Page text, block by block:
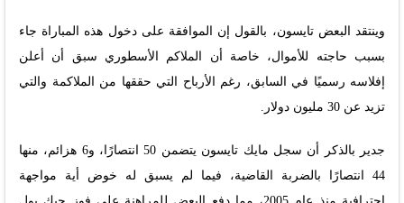
وينتقد البعض تايسون، بالقول إن الموافقة على دخول هذه المباراة جاء
بسبب حاجته للأموال، خاصة أن الملاكم الأسطوري سبق أن أعلن
إفلاسه رسميًا في السابق، رغم الأرباح التي حققها من الملاكمة والتي
تزيد عن 30 مليون دولار.
جدير بالذكر أن سجل مايك تايسون يتضمن 50 انتصارًا، و6 هزائم، منها
44 انتصارًا بالضربة القاضية، فيما لم يسبق له خوض أية مواجهة